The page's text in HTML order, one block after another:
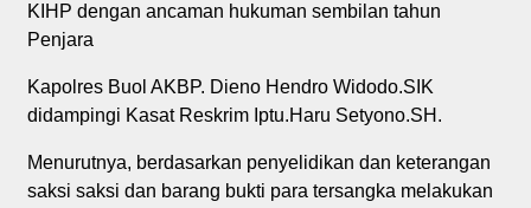
KIHP dengan ancaman hukuman sembilan tahun
Penjara
Kapolres Buol AKBP. Dieno Hendro Widodo.SIK
didampingi Kasat Reskrim Iptu.Haru Setyono.SH.
Menurutnya, berdasarkan penyelidikan dan keterangan
saksi saksi dan barang bukti para tersangka melakukan